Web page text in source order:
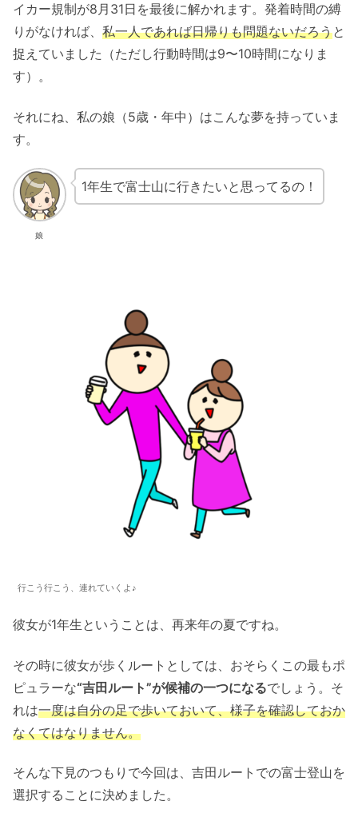
イカー規制が8月31日を最後に解かれます。発着時間の縛
りがなければ、 私一人であれば日帰りも問題ないだろうと
捉えていました（ただし行動時間は9〜10時間になりま
す）。
それにね、私の娘（5歳・年中）はこんな夢を持っていま
す。
娘
1年生で富士山に行きたいと思ってるの！
行こう行こう、連れていくよ♪
彼女が1年生ということは、再来年の夏ですね。
その時に彼女が歩くルートとしては、おそらくこの最もポ
ピュラーな“吉田ルート”が候補の一つになるでしょう。そ
れは一度は自分の足で歩いておいて、様子を確認しておか
なくてはなりません。
そんな下見のつもりで今回は、吉田ルートでの富士登山を
選択することに決めました。